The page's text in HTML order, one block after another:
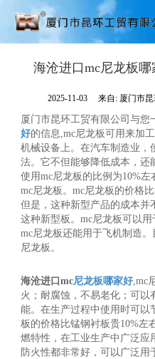
海沧进口mc尼龙板
2025-11-03 来自: 厦门市
厦门市昆环工贸有限公司与您
好的信息,mc尼龙板可用来加
机械设备上。在汽车制造业，
法。它不但能够降低成本，还
使用mc尼龙板的比例为10%
mc尼龙板。mc尼龙板的价格
但是，这种新型产品的成本并
这种新型板。mc尼龙板可以用
mc尼龙板还能用于飞机制造
尼龙板。
海沧进口mc尼龙板哪家好,mc
火；耐腐蚀，不易老化；可以
能。在生产过程中使用时可以
板的价格比锰钢衬板贵10%左
燃特性，在工业生产中广泛应
防火性都非常好，可以广泛用